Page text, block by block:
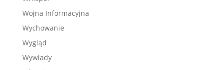
Wojna Informacyjna
Wychowanie
Wygląd
Wywiady